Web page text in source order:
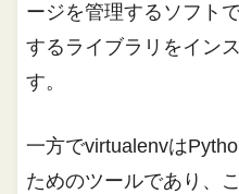
ージを管理するソフト
するライブラリをイン
す。
一方でvirtualenvは
ためのツールであり、